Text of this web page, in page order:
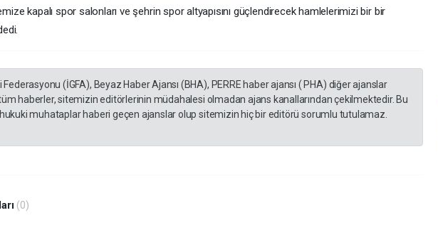
kapalı spor salonları ve şehrin spor altyapısını güçlendirecek hamlelerimizi bir bir
(İGFA), Beyaz Haber Ajansı (BHA), PERRE haber ajansı ( PHA) diğer ajanslar
haberler, sitemizin editörlerinin müdahalesi olmadan ajans kanallarından çekilmektedir. Bu
muhataplar haberi geçen ajanslar olup sitemizin hiç bir editörü sorumlu tutulamaz.
(0)